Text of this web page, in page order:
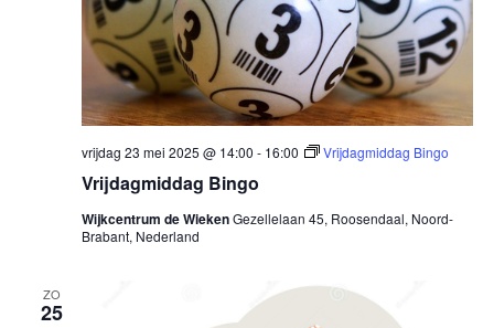
Vrijdagmiddag Bingo
vrijdag 23 mei 2025 @ 14:00 - 16:00 Vrijdagmiddag Bingo
Wijkcentrum de WiekenGezellelaan 45, Roosendaal, Noord-
Brabant, Nederland
ZO
25